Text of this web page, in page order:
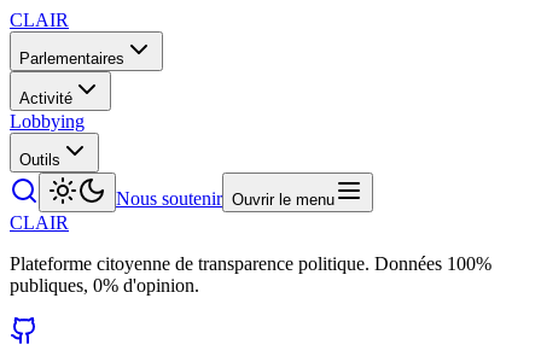
CLAIR
Parlementaires
Activité
Lobbying
Outils
Nous soutenir Ouvrir le menu
CLAIR
Plateforme citoyenne de transparence politique. Données 100%
publiques, 0% d'opinion.